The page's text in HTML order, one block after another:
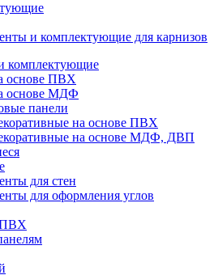
и комплектующие для карнизов
комплектующие
основе ПВХ
основе МДФ
панели
на основе ПВХ
на основе МДФ, ДВП
для стен
для оформления углов
ПВХ